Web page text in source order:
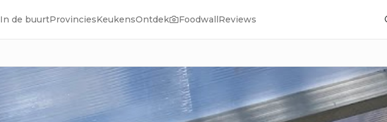
In de buurtProvinciesKeukensOntdek FoodwallReviews